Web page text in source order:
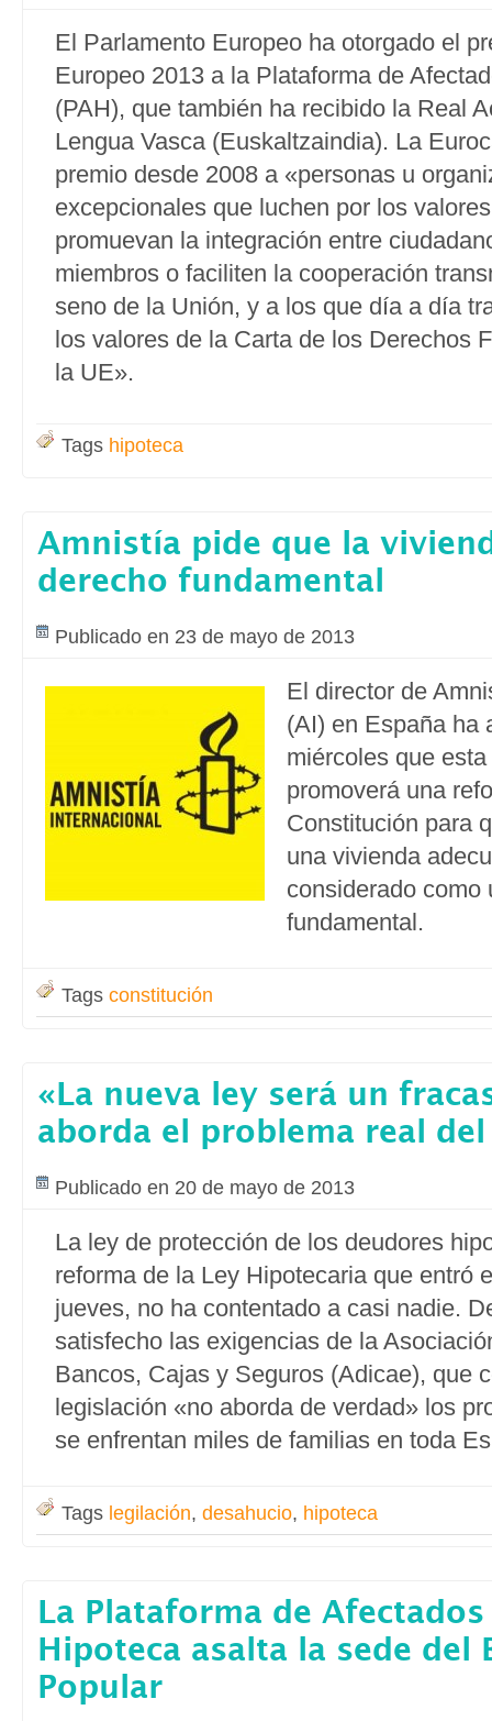
El Parlamento Europeo ha otorgado el
Europeo 2013 a la Plataforma de
(PAH), que también ha recibido la Real
Lengua Vasca (Euskaltzaindia). La
premio desde 2008 a «personas u
excepcionales que luchen por los
promuevan la integración entre
miembros o faciliten la cooperación
seno de la Unión, y a los que día a día
los valores de la Carta de los Derechos
la UE».
Tags hipoteca
Amnistía pide que la
derecho fundamental
Publicado en 23 de mayo de 2013
El director de
(AI) en España ha
miércoles que
promoverá una
Constitución para
una vivienda
considerado como
fundamental.
Tags constitución
«La nueva ley será un
aborda el problema real
Publicado en 20 de mayo de 2013
La ley de protección de los deudores
reforma de la Ley Hipotecaria que entró
jueves, no ha contentado a casi nadie.
satisfecho las exigencias de la
Bancos, Cajas y Seguros (Adicae), que
legislación «no aborda de verdad» los
se enfrentan miles de familias en toda
Tags legilación, desahucio, hipoteca
La Plataforma de
Hipoteca asalta la sede del
Popular